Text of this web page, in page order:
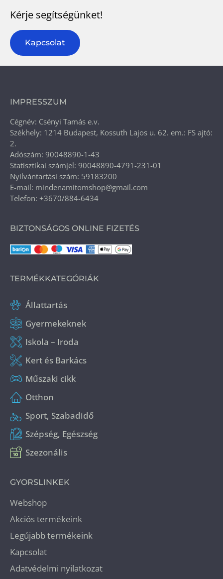
Kérje segítségünket!
Kapcsolat
IMPRESSZUM
Cégnév: Csényi Tamás e.v.
Székhely: 1214 Budapest, Kossuth Lajos u. 62. em.: FS ajtó:
2.
Adószám: 90048890-1-43
Statisztikai számjel: 90048890-4791-231-01
Nyilvántartási szám: 59183200
E-mail: mindenamitomshop@gmail.com
Telefon: +3670/884-6434
BIZTONSÁGOS ONLINE FIZETÉS
TERMÉKKATEGÓRIÁK
Állattartás
Gyermekeknek
Iskola – Iroda
Kert és Barkács
Műszaki cikk
Otthon
Sport, Szabadidő
Szépség, Egészség
Szezonális
GYORSLINKEK
Webshop
Akciós termékeink
Legújabb termékeink
Kapcsolat
Adatvédelmi nyilatkozat